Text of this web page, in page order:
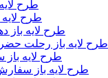
طرح
طرح
طرح لایه باز
طرح لایه باز رحلت
طرح لایه
طرح لایه باز